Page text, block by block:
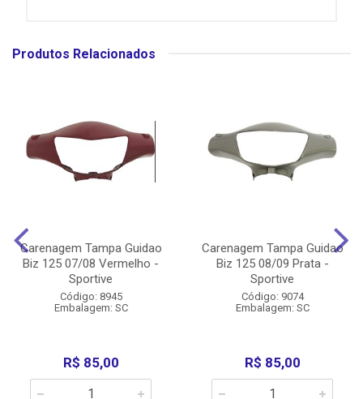
Produtos Relacionados
Carenagem Tampa Guidao
Biz 125 07/08 Vermelho -
Sportive
Código: 8945
Embalagem: SC
R$ 85,00
Carenagem Tampa Guidao
Biz 125 08/09 Prata -
Sportive
Código: 9074
Embalagem: SC
R$ 85,00